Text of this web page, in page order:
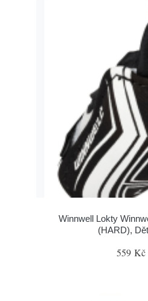
Winnwell Lokty
(HARD),
559 Kč